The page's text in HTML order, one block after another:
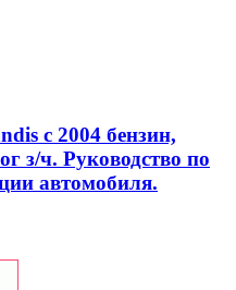
с 2004 бензин,
з/ч. Руководство по
автомобиля.